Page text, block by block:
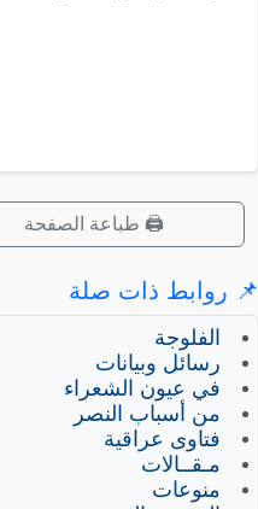
🖨️ طباعة الصفحة
📌 روابط ذات صلة
الفلوجة
رسائل وبيانات
في عيون الشعراء
من أسباب النصر
فتاوى عراقية
مـقــالات
منوعات